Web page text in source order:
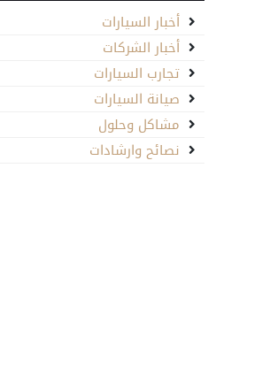
أخبار السيارات
أخبار الشركات
تجارب السيارات
صيانة السيارات
مشاكل وحلول
نصائح وارشادات